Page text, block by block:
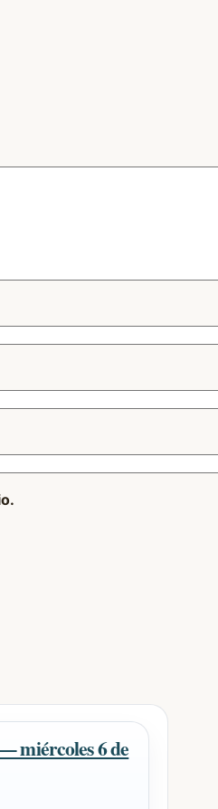
miércoles 6 de